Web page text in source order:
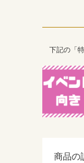
下記の「
商品の